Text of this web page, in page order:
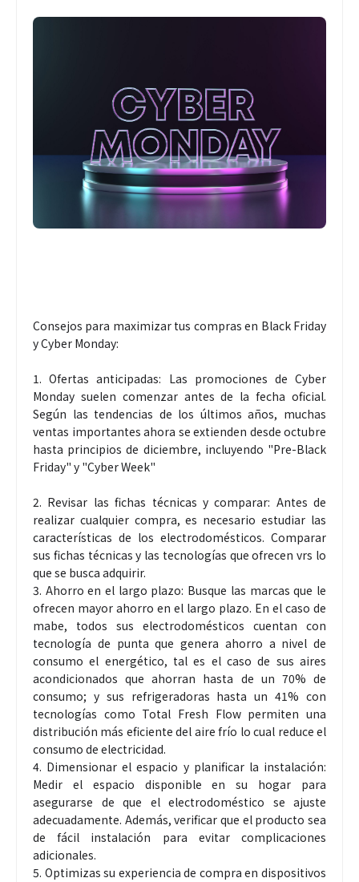
Consejos para maximizar tus compras en Black Friday
y Cyber Monday:
1. Ofertas anticipadas: Las promociones de Cyber
Monday suelen comenzar antes de la fecha oficial.
Según las tendencias de los últimos años, muchas
ventas importantes ahora se extienden desde octubre
hasta principios de diciembre, incluyendo "Pre-Black
Friday" y "Cyber Week"
2. Revisar las fichas técnicas y comparar: Antes de
realizar cualquier compra, es necesario estudiar las
características de los electrodomésticos. Comparar
sus fichas técnicas y las tecnologías que ofrecen vrs lo
que se busca adquirir.
3. Ahorro en el largo plazo: Busque las marcas que le
ofrecen mayor ahorro en el largo plazo. En el caso de
mabe, todos sus electrodomésticos cuentan con
tecnología de punta que genera ahorro a nivel de
consumo el energético, tal es el caso de sus aires
acondicionados que ahorran hasta de un 70% de
consumo; y sus refrigeradoras hasta un 41% con
tecnologías como Total Fresh Flow permiten una
distribución más eficiente del aire frío lo cual reduce el
consumo de electricidad.
4. Dimensionar el espacio y planificar la instalación:
Medir el espacio disponible en su hogar para
asegurarse de que el electrodoméstico se ajuste
adecuadamente. Además, verificar que el producto sea
de fácil instalación para evitar complicaciones
adicionales.
5. Optimizas su experiencia de compra en dispositivos